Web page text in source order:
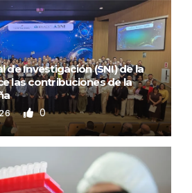
de Investigación (SNI) de la
las contribuciones de la
0